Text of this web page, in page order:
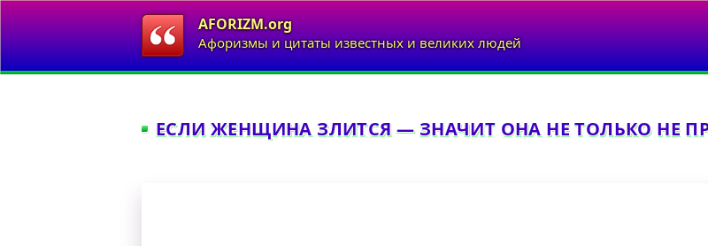
AFORIZM.org
Афоризмы и цитаты известных и великих людей
ЕСЛИ ЖЕНЩИНА ЗЛИТСЯ — ЗНАЧИТ ОНА НЕ ТОЛЬКО НЕ